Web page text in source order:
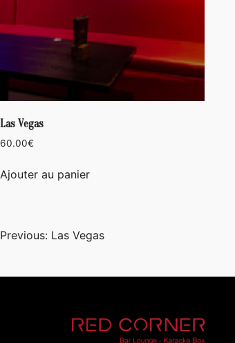
Las Vegas
60.00€
Ajouter au panier
Navigation
Previous: Las Vegas